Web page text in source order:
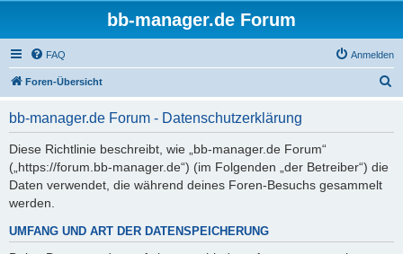
bb-manager.de Forum
FAQ Anmelden
Foren-Übersicht
bb-manager.de Forum - Datenschutzerklärung
Diese Richtlinie beschreibt, wie „bb-manager.de Forum“
(„https://forum.bb-manager.de“) (im Folgenden „der Betreiber“) die
Daten verwendet, die während deines Foren-Besuchs gesammelt
werden.
UMFANG UND ART DER DATENSPEICHERUNG